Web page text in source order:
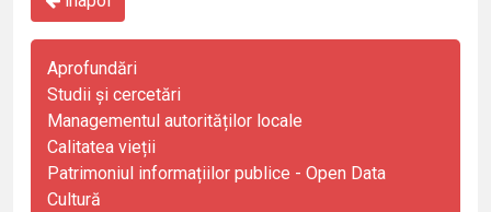
Aprofundări
Studii și cercetări
Managementul autorităților locale
Calitatea vieții
Patrimoniul informațiilor publice - Open Data
Cultură